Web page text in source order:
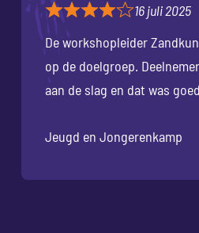
16 juli 2025
De workshopleider
op de doelgroep.
aan de slag en dat was
Jeugd en Jongerenkamp